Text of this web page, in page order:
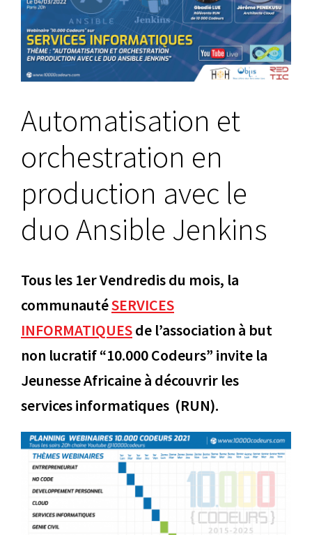
agrandie
Automatisation et
orchestration en
production avec le
duo Ansible Jenkins
Tous les 1er Vendredis du mois, la
communautéSERVICES
INFORMATIQUESde l’association à but
non lucratif “10.000 Codeurs” invite la
Jeunesse Africaine à découvrir les
services informatiques (RUN).